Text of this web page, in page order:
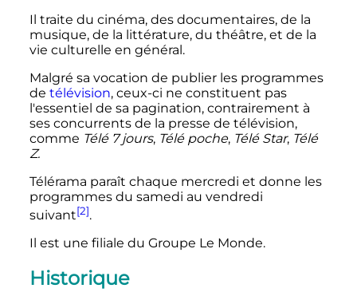
Il traite du cinéma, des documentaires, de la
musique, de la littérature, du théâtre, et de la
vie culturelle en général.
Malgré sa vocation de publier les programmes
de télévision, ceux-ci ne constituent pas
l'essentiel de sa pagination, contrairement à
ses concurrents de la presse de télévision,
comme Télé 7 jours, Télé poche, Télé Star, Télé
Z.
Télérama paraît chaque mercredi et donne les
programmes du samedi au vendredi
suivant[2].
Il est une filiale du Groupe Le Monde.
Historique